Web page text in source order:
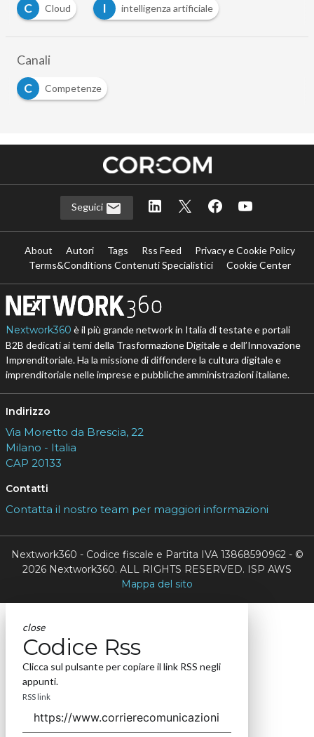
C
Cloud I intelligenza artificiale
Canali
C
Competenze
Seguici
About Autori Tags Rss Feed
Privacy e Cookie Policy
Terms&Conditions Contenuti Specialistici
Cookie Center
Nextwork360 è il più grande network in Italia di testate e portali
B2B dedicati ai temi della Trasformazione Digitale e dell’Innovazione
Imprenditoriale. Ha la missione di diffondere la cultura digitale e
imprenditoriale nelle imprese e pubbliche amministrazioni italiane.
Indirizzo
Via Moretto da Brescia, 22
Milano - Italia
CAP 20133
Contatti
Contatta il nostro team per maggiori informazioni
Nextwork360 - Codice fiscale e Partita IVA 13868590962 - ©
2026 Nextwork360. ALL RIGHTS RESERVED. ISP AWS
Mappa del sito
close
Codice Rss
Clicca sul pulsante per copiare il link RSS negli
appunti.
RSS link